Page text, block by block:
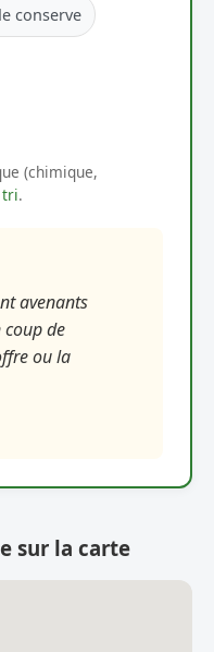
conserve
(chimique,
tri.
avenants
de
ou la
sur la carte